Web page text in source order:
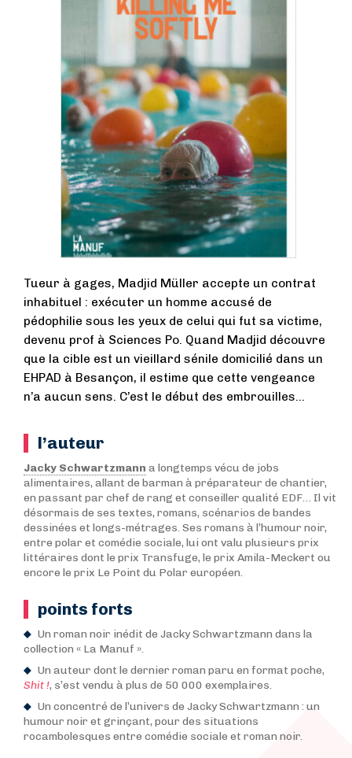
Tueur à gages, Madjid Müller accepte un contrat
inhabituel : exécuter un homme accusé de
pédophilie sous les yeux de celui qui fut sa victime,
devenu prof à Sciences Po. Quand Madjid découvre
que la cible est un vieillard sénile domicilié dans un
EHPAD à Besançon, il estime que cette vengeance
n’a aucun sens. C’est le début des embrouilles…
l’auteur
Jacky Schwartzmann a longtemps vécu de jobs
alimentaires, allant de barman à préparateur de chantier,
en passant par chef de rang et conseiller qualité EDF… Il vit
désormais de ses textes, romans, scénarios de bandes
dessinées et longs-métrages. Ses romans à l’humour noir,
entre polar et comédie sociale, lui ont valu plusieurs prix
littéraires dont le prix Transfuge, le prix Amila-Meckert ou
encore le prix Le Point du Polar européen.
points forts
Un roman noir inédit de Jacky Schwartzmann dans la
collection « La Manuf ».
Un auteur dont le dernier roman paru en format poche,
Shit !, s’est vendu à plus de 50 000 exemplaires.
Un concentré de l’univers de Jacky Schwartzmann : un
humour noir et grinçant, pour des situations
rocambolesques entre comédie sociale et roman noir.